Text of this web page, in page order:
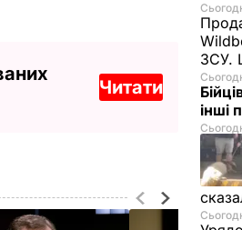
Читати
ЗСУ.
інші